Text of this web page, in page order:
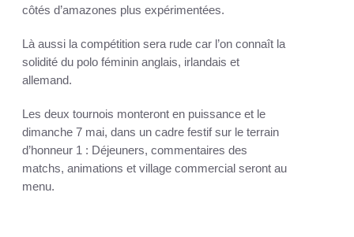
côtés d’amazones plus expérimentées.
Là aussi la compétition sera rude car l’on connaît la
solidité du polo féminin anglais, irlandais et
allemand.
Les deux tournois monteront en puissance et le
dimanche 7 mai, dans un cadre festif sur le terrain
d’honneur 1 : Déjeuners, commentaires des
matchs, animations et village commercial seront au
menu.